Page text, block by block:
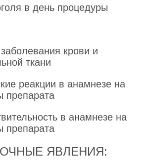
в день процедуры
крови и
ткани
реакции в анамнезе на
препарата
в анамнезе на
препарата
ЯВЛЕНИЯ: